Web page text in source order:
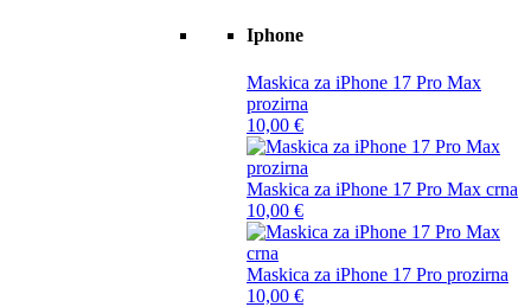
Iphone
Maskica za iPhone 17 Pro Max
prozirna
10,00 €
Maskica za iPhone 17 Pro Max crna
10,00 €
Maskica za iPhone 17 Pro prozirna
10,00 €